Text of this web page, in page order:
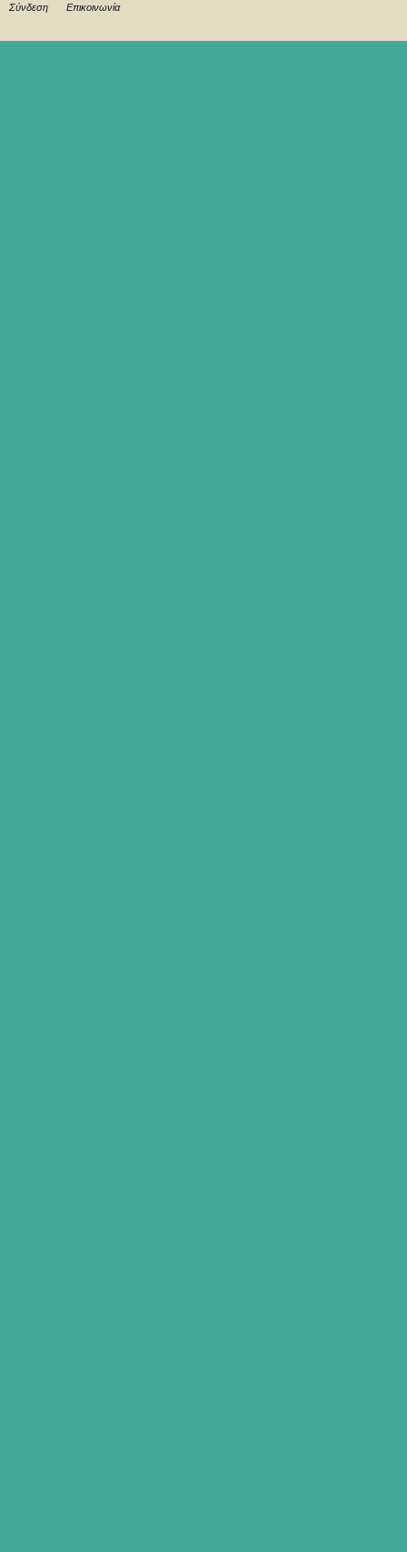
Σύνδεση Επικοινωνία